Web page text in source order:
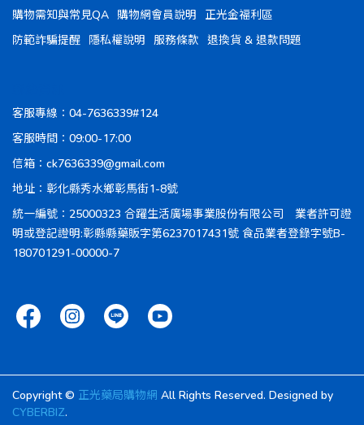
購物需知與常見QA 購物網會員說明
正光金福利區
防範詐騙提醒
隱私權說明 服務條款 退換貨 & 退款問題
客服專線：04-7636339#124
客服時間：09:00-17:00
信箱：ck7636339@gmail.com
地址：彰化縣秀水鄉彰馬街1-8號
統一編號：25000323 合躍生活廣場事業股份有限公司 業者許可證
明或登記證明:彰縣縣藥販字第6237017431號 食品業者登錄字號B-
180701291-00000-7
Copyright © 正光藥局購物網 All Rights Reserved. Designed by
CYBERBIZ.